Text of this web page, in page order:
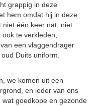
grappig in deze
hem omdat hij in deze
niet één keer nat, niet
te verkleden,
een vlaggendrager
Duits uniform.
we komen uit een
en ieder van ons
goedkope en gezonde